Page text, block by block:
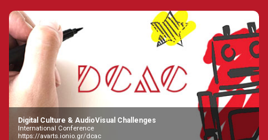
Digital Culture & AudioVisual Challenges
International Conference
https://avarts.ionio.gr/dcac